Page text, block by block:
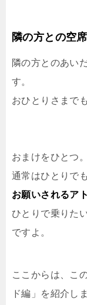
隣の方との空
隣の方とのあい
す。
おひとりさまで
おまけをひとつ。
通常はひとりで
お願いされるア
ひとりで乗りた
ですよ。
ここからは、こ
ド編」を紹介し